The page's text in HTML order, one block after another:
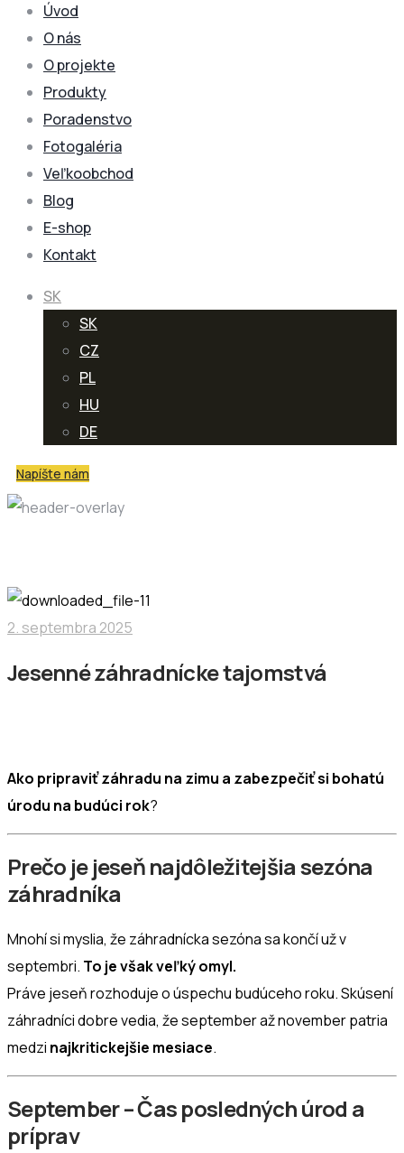
Úvod
O nás
O projekte
Produkty
Poradenstvo
Fotogaléria
Veľkoobchod
Blog
E-shop
Kontakt
SK
SK
CZ
PL
HU
DE
Napíšte nám
2. septembra 2025
Jesenné záhradnícke tajomstvá
Ako pripraviť záhradu na zimu a zabezpečiť si bohatú
úrodu na budúci rok?
Prečo je jeseň najdôležitejšia sezóna
záhradníka
Mnohí si myslia, že záhradnícka sezóna sa končí už v
septembri. To je však veľký omyl.
Práve jeseň rozhoduje o úspechu budúceho roku. Skúsení
záhradníci dobre vedia, že september až november patria
medzi najkritickejšie mesiace.
September – Čas posledných úrod a
príprav